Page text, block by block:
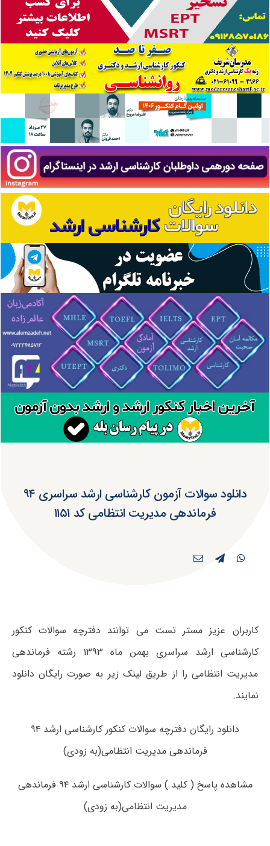
دانلود سوالات آزمون کارشناسی ارشد سراسری ۹۴
فرماندهی مدیریت انتظامی کد ۱۱۵۱
کاربران عزیز مستر تست می توانند دفترچه سوالات کنکور
کارشناسی ارشد سراسری بهمن ماه ۱۳۹۳ رشته فرماندهی
مدیریت انتظامی را از طریق لینک زیر به صورت رایگان دانلود
نمایند.
دانلود رایگان دفترچه سوالات کنکور کارشناسی ارشد ۹۴
فرماندهی مدیریت انتظامی(به زودی)
مشاهده پاسخ ( کلید ) سوالات کارشناسی ارشد ۹۴ فرماندهی
مدیریت انتظامی(به زودی)